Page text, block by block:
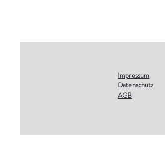
Impressum
Datenschutz
AGB